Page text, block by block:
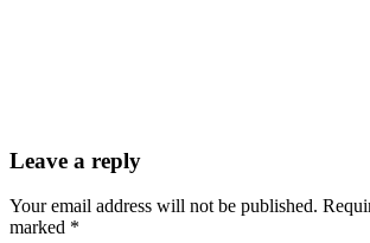
Leave a reply
Your email address will not be published.
marked *